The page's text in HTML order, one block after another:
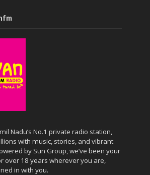
Nadu’s No.1 private radio station,
with music, stories, and vibrant
by Sun Group, we’ve been your
over 18 years wherever you are,
in with you.